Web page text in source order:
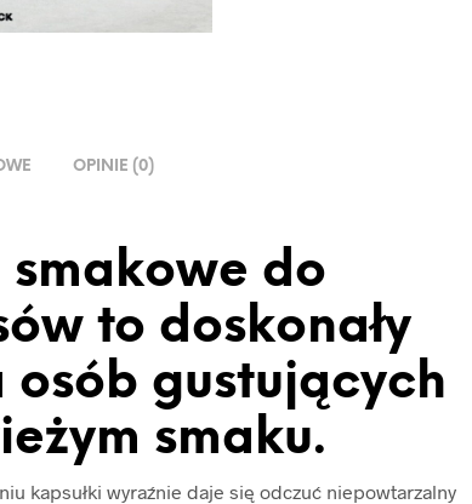
OPINIE (0)
smakowe do
to doskonały
gustujących
smaku.
kapsułki wyraźnie daje się odczuć niepowtarzalny